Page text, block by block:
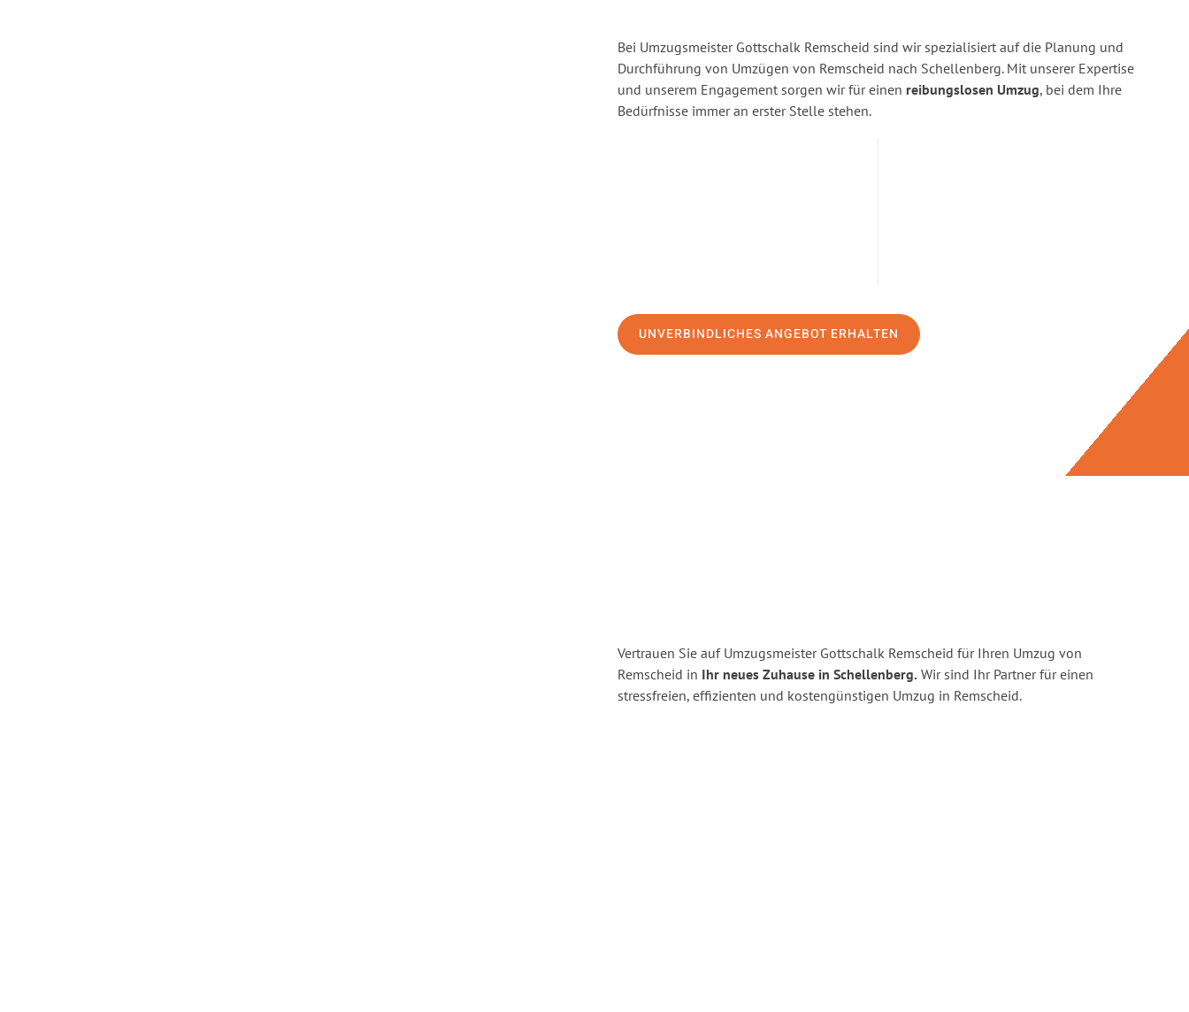
Bei Umzugsmeister Gottschalk Remscheid sind wir spezialisiert auf die Planung und
Durchführung von Umzügen von Remscheid nach Schellenberg. Mit unserer Expertise
und unserem Engagement sorgen wir für einen reibungslosen Umzug, bei dem Ihre
Bedürfnisse immer an erster Stelle stehen.
UNVERBINDLICHES ANGEBOT ERHALTEN
Vertrauen Sie auf Umzugsmeister Gottschalk Remscheid für Ihren Umzug von
Remscheid in Ihr neues Zuhause in Schellenberg. Wir sind Ihr Partner für einen
stressfreien, effizienten und kostengünstigen Umzug in Remscheid.